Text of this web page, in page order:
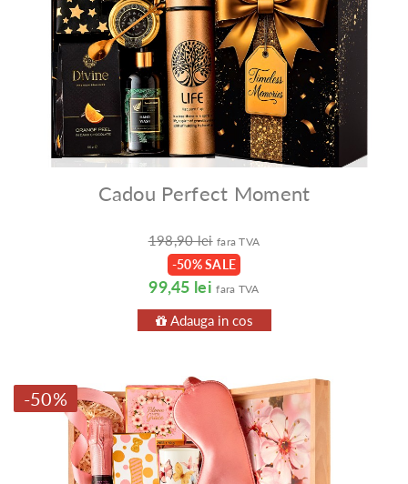
Cadou Perfect Moment
198,90 lei fara TVA
-50% SALE
99,45 lei fara TVA
Adauga in cos
-50%